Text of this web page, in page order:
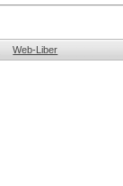
Web-Liber